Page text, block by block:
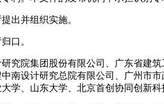
出并组织实施。
口。
究院集团股份有限公司、广东省建
南设计研究总院有限公司、广州市
学、山东大学、北京首创协同创新科